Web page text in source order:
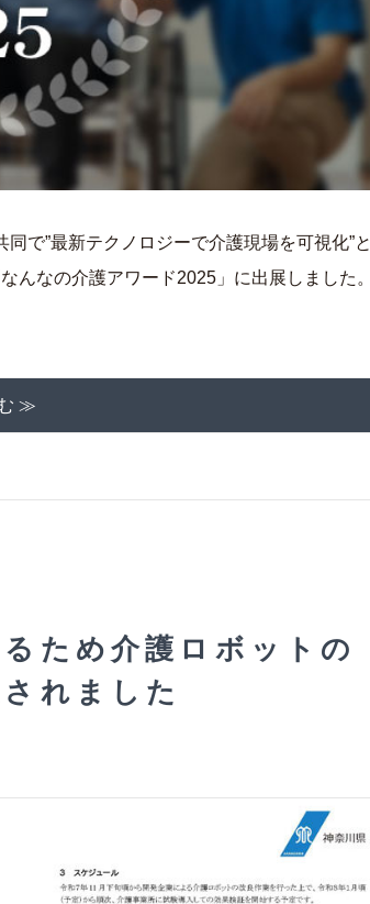
で”最新テクノロジーで介護現場を可視化”と
んなの介護アワード2025」に出展しました。
≫
ため介護ロボットの
れました